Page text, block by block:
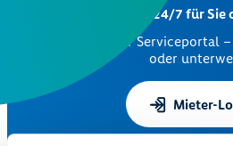
24/7 für Sie
Nutzen Sie unser Serviceportal
oder
Mieter-